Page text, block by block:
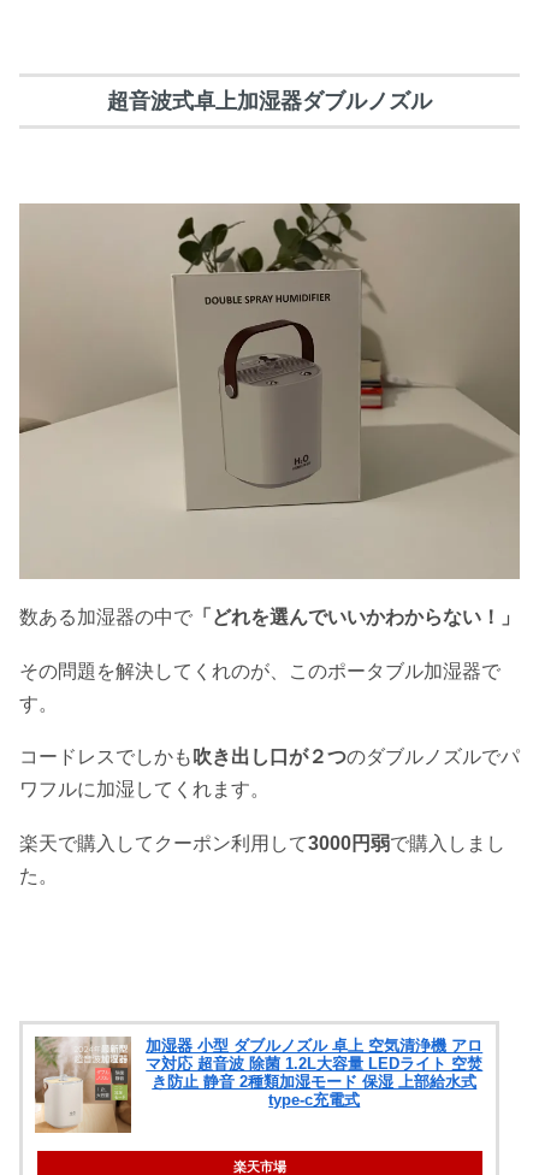
超音波式卓上加湿器ダブルノズル
数ある加湿器の中で 「どれを選んでいいかわからない！」
その問題を解決してくれのが、このポータブル加湿器で
す。
コードレスでしかも 吹き出し口が２つのダブルノズルでパ
ワフルに加湿してくれます。
楽天で購入してクーポン利用して3000円弱で購入しまし
た。
加湿器 小型 ダブルノズル 卓上 空気清浄機 アロ
マ対応 超音波 除菌 1.2L大容量 LEDライト 空焚
き防止 静音 2種類加湿モード 保湿 上部給水式
type-c充電式
楽天市場